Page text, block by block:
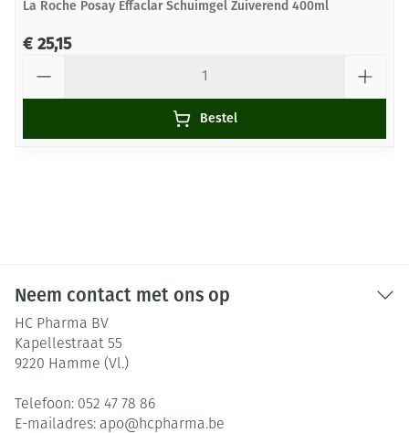
La Roche Posay Effaclar Schuimgel Zuiverend 400ml
€ 25,15
Bestel
Neem contact met ons op
HC Pharma BV
Kapellestraat 55
9220 Hamme (Vl.)
Telefoon: 052 47 78 86
E-mailadres: apo@hcpharma.be